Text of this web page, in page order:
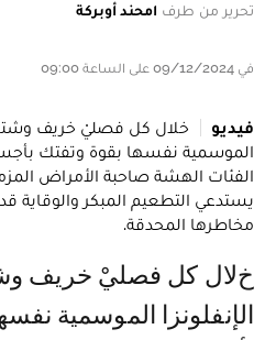
تحرير من طرف امحند أوبركة
في 09/12/2024 على الساعة 09:00
فيديو
خلال كل فصليْ خريف
الموسمية نفسها بقوة وتفتك
الفئات الهشة صاحبة الأمراض
يستدعي التطعيم المبكر والوقاية
مخاطرها المحدقة.
خلال كل فصليْ خريف وشتاء، تفرض
الإنفلونزا الموسمية